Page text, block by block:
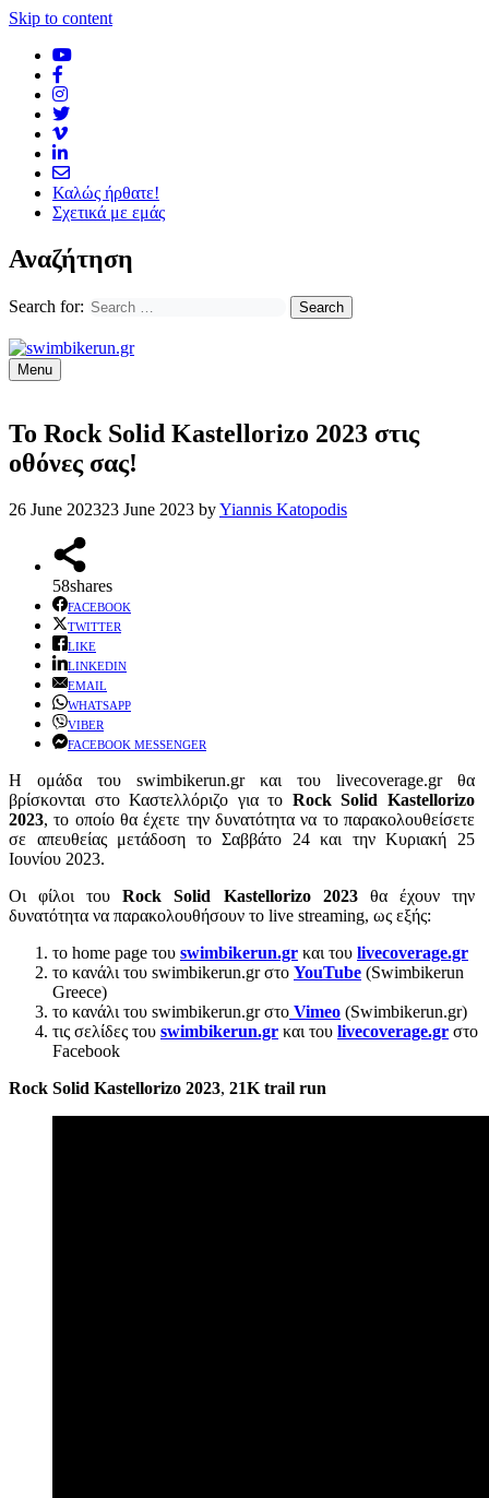
Skip to content
Καλώς ήρθατε!
Σχετικά με εμάς
Αναζήτηση
Search for:
Menu
Το Rock Solid Kastellorizo 2023 στις
οθόνες σας!
26 June 202323 June 2023 byYiannis Katopodis
58shares
FACEBOOK
TWITTER
LIKE
LINKEDIN
EMAIL
WHATSAPP
VIBER
FACEBOOK MESSENGER
Η ομάδα του swimbikerun.gr και του livecoverage.gr θα
βρίσκονται στο Καστελλόριζο για το Rock Solid Kastellorizo
2023, το οποίο θα έχετε την δυνατότητα να το παρακολουθείσετε
σε απευθείας μετάδοση το Σαββάτο 24 και την Κυριακή 25
Ιουνίου 2023.
Οι φίλοι τουRock Solid Kastellorizo 2023
θα έχουν την
δυνατότητα να παρακολουθήσουν το live streaming, ως εξής:
το home page του swimbikerun.gr και του livecoverage.gr
το κανάλι του swimbikerun.gr στο YouTube (Swimbikerun
Greece)
το κανάλι του swimbikerun.gr στο Vimeo (Swimbikerun.gr)
τις σελίδες του swimbikerun.gr και του livecoverage.gr στο
Facebook
Rock Solid Kastellorizo 2023, 21Κ trail run